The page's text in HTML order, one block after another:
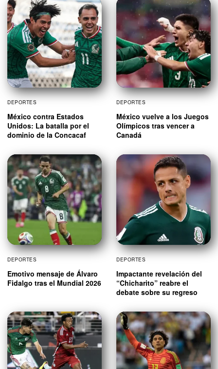
DEPORTES
México contra Estados
Unidos: La batalla por el
dominio de la Concacaf
DEPORTES
México vuelve a los Juegos
Olímpicos tras vencer a
Canadá
DEPORTES
Emotivo mensaje de Álvaro
Fidalgo tras el Mundial 2026
DEPORTES
Impactante revelación del
“Chicharito” reabre el
debate sobre su regreso